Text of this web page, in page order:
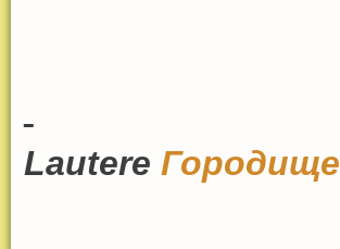
Lautere Городище